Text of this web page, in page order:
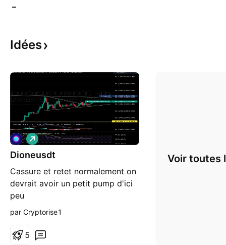
–
Idées
Dioneusdt
Cassure et retet normalement on
devrait avoir un petit pump d'ici
peu
L
o
n
par Cryptorise1
5
Voir toutes